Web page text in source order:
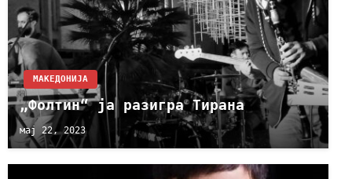
МАКЕДОНИЈА
„Фолтин“ ја разигра Тирана
мај 22, 2023